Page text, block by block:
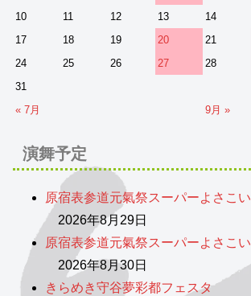
10
11 12 13 14
17
18 19 20 21
24
25 26 27 28
31
« 7月
9月 »
演舞予定
原宿表参道元氣祭スーパーよさこい
2026年8月29日
原宿表参道元氣祭スーパーよさこい
2026年8月30日
きらめき守谷夢彩都フェスタ